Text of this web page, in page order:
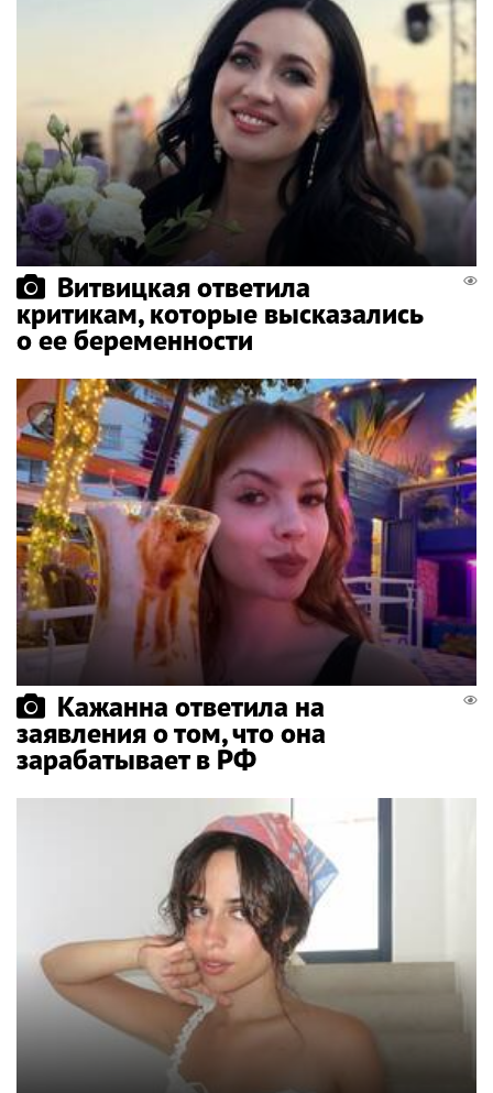
Витвицкая ответила
критикам, которые высказались
о ее беременности
Кажанна ответила на
заявления о том, что она
зарабатывает в РФ